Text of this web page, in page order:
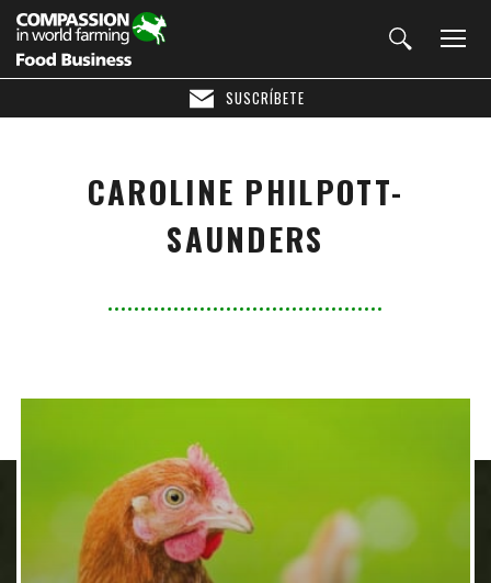
SUSCRÍBETE
CAROLINE PHILPOTT-
SAUNDERS